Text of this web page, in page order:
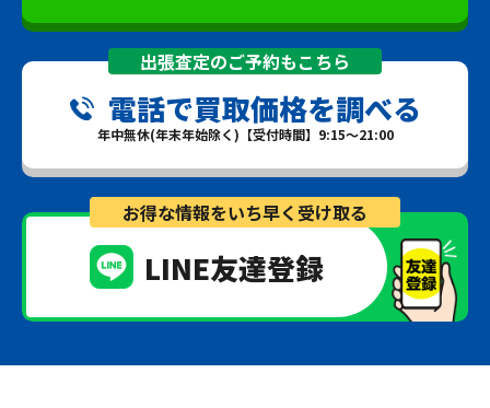
出張査定のご予約もこちら
電話で買取価格を調べる
年中無休(年末年始除く)【受付時間】9:15～21:00
お得な情報をいち早く受け取る
LINE友達登録